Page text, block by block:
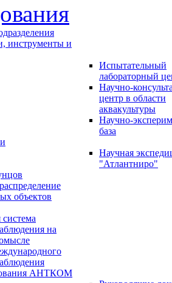
инструменты и
Испытательный
лабораторный
Научно-
центр в области
аквакультуры
Научно-
база
Научная
"Атлантниро"
объектов
система
на
АНТКОМ